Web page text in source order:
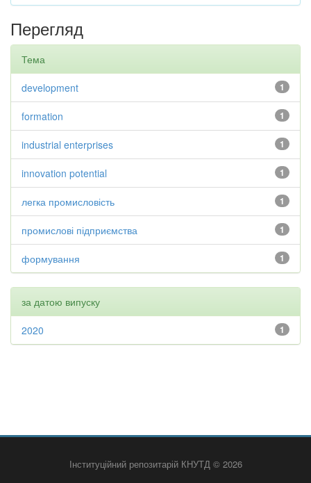
Перегляд
Тема
1
development
1
formation
1
industrial enterprises
1
innovation potential
1
легка промисловість
1
промислові підприємства
1
формування
за датою випуску
1
2020
Інституційний репозитарій КНУТД © 2026